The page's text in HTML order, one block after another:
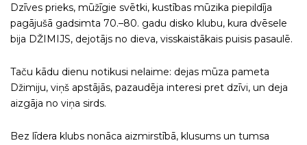
Dzīves prieks, mūžīgie svētki, kustības mūzika piepildīja
pagājušā gadsimta 70.–80. gadu disko klubu, kura dvēsele
bija DŽIMIJS, dejotājs no dieva, visskaistākais puisis pasaulē.
Taču kādu dienu notikusi nelaime: dejas mūza pameta
Džimiju, viņš apstājās, pazaudēja interesi pret dzīvi, un deja
aizgāja no viņa sirds.
Bez līdera klubs nonāca aizmirstībā, klusums un tumsa